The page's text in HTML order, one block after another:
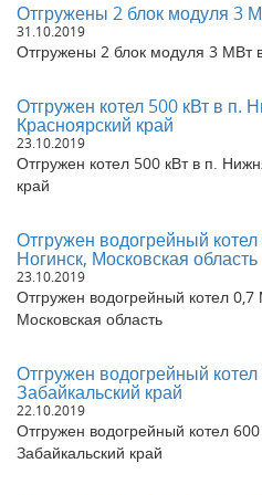
Отгружен водогрейный
Кемерово
Отгружен котел КП-300 в
Отгружен скиповый
Отгружен котел КП-300
Отгружен котел КВр-1,45 МВт
Отгружен котел КВр-0,5 на
Отгружены 2 котла
Отгружен котел на дровах 1
Отгружен угольный котел
Отгружен угольный
Отгружен водогрейный котел
Пенза
Отгружен водогрейный котел
Отгружены 2 блок модуля 3
31.10.2019
Отгружены 2 блок модуля 3 МВт
Отгружен котел 500 кВт в п.
Красноярский край
23.10.2019
Отгружен котел 500 кВт в п.
край
Отгружен водогрейный
Ногинск, Московская область
23.10.2019
Отгружен водогрейный котел 0,7
Московская область
Отгружен водогрейный
Забайкальский край
22.10.2019
Отгружен водогрейный котел
Забайкальский край